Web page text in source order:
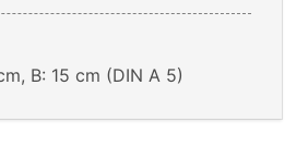
B: 15 cm (DIN A 5)